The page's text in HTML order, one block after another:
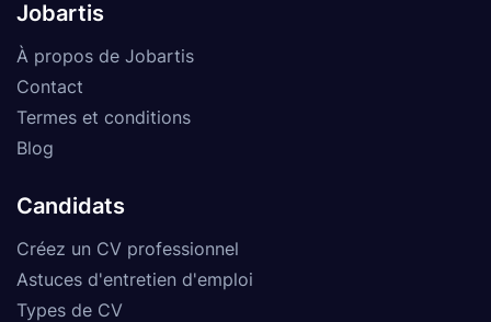
Jobartis
À propos de Jobartis
Contact
Termes et conditions
Blog
Candidats
Créez un CV professionnel
Astuces d'entretien d'emploi
Types de CV